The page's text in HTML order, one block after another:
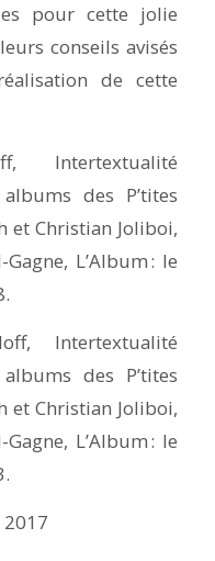
pour cette jolie
conseils avisés
de cette
des P’tites
et Christian Joliboi,
L’Album : le
Intertextualité
des P’tites
et Christian Joliboi,
L’Album : le